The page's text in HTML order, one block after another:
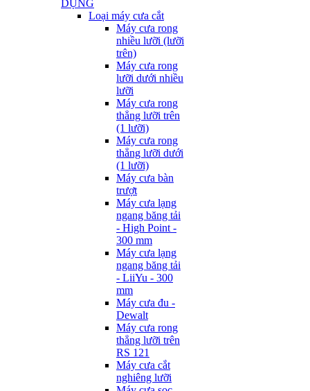
DỤNG
Loại máy cưa cắt
Máy cưa rong
nhiều lưỡi (lưỡi
trên)
Máy cưa rong
lưỡi dưới nhiều
lưỡi
Máy cưa rong
thẳng lưỡi trên
(1 lưỡi)
Máy cưa rong
thẳng lưỡi dưới
(1 lưỡi)
Máy cưa bàn
trượt
Máy cưa lạng
ngang băng tải
- High Point -
300 mm
Máy cưa lạng
ngang băng tải
- LiiYu - 300
mm
Máy cưa đu -
Dewalt
Máy cưa rong
thẳng lưỡi trên
RS 121
Máy cưa cắt
nghiêng lưỡi